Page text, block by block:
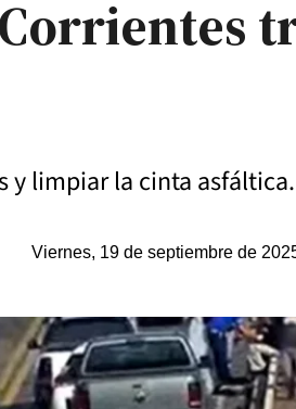
y limpiar la cinta asfáltica.
Viernes, 19 de septiembre de